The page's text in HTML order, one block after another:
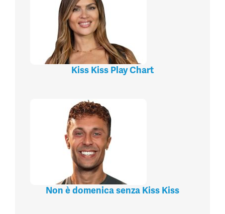
Kiss Kiss Play Chart
Non è domenica senza Kiss Kiss